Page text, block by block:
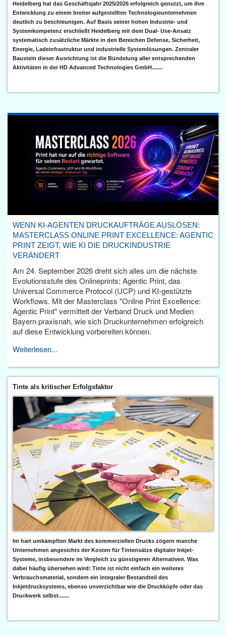
Heidelberg hat das Geschäftsjahr 2025/2026 erfolgreich genutzt, um ihre
Entwicklung zu einem breiter aufgestellten Technologieunternehmen
deutlich zu beschleunigen. Auf Basis seiner hohen Industrie- und
Systemkompetenz erschließt Heidelberg mit dem Dual- Use-Ansatz
systematisch zusätzliche Märkte in den Bereichen Defense, Sicherheit,
Energie, Ladeinfrastruktur und industrielle Systemlösungen. Zentraler
Baustein dieser Ausrichtung ist die Bündelung aller entsprechenden
Aktivitäten in der HD Advanced Technologies GmbH.......
WENN KI-AGENTEN DRUCKAUFTRÄGE AUSLÖSEN:
MASTERCLASS ONLINE PRINT EXCELLENCE: AGENTIC
PRINT ZEIGT, WIE KI DIE DRUCKINDUSTRIE
VERÄNDERT
Am 24. September 2026 dreht sich alles um die nächste
Evolutionsstufe des Onlineprints: Agentic Print, das
Universal Commerce Protocol (UCP) und KI-gestützte
Workflows. Mit der Masterclass "Online Print Excellence:
Agentic Print" vermittelt der Verband Druck und Medien
Bayern praxisnah, wie sich Druckunternehmen erfolgreich
auf diese Entwicklung vorbereiten können.
Weiterlesen...
Tinte als kritischer Erfolgsfaktor
Im hart umkämpften Markt des kommerziellen Drucks zögern manche
Unternehmen angesichts der Kosten für Tintensätze digitaler Inkjet-
Systeme, insbesondere im Vergleich zu günstigeren Alternativen. Was
dabei häufig übersehen wird: Tinte ist nicht einfach ein weiteres
Verbrauchsmaterial, sondern ein integraler Bestandteil des
Inkjetdrucksystems, ebenso unverzichtbar wie die Druckköpfe oder das
Druckwerk selbst.......